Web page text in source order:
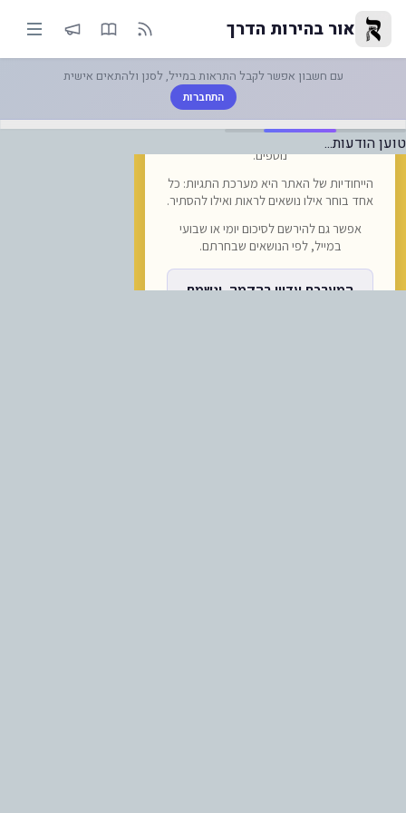
|-בעקבות הפרצות המתרחבות
אור בהירות הדרך
עם חשבון אפשר לקבל התראות במייל, לסנן ולהתאים אישית
התחברות
טוען הודעות...